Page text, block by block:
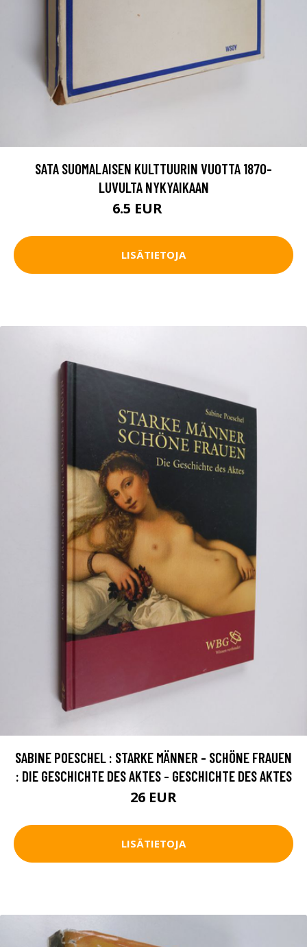
SATA SUOMALAISEN KULTTUURIN VUOTTA 1870-
LUVULTA NYKYAIKAAN
6.5 EUR
LISÄTIETOJA
SABINE POESCHEL : STARKE MÄNNER - SCHÖNE FRAUEN
: DIE GESCHICHTE DES AKTES - GESCHICHTE DES AKTES
26 EUR
LISÄTIETOJA